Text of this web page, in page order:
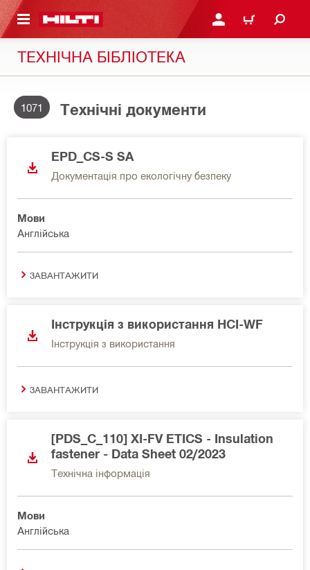
ЗМІСТУ УВІЙТИ АБО
КОШИК
ТЕХНІЧНА БІБЛІОТЕКА
1071 Технічні документи
EPD_CS-S SA
Документація про екологічну безпеку
Мови
Англійська
ЗАВАНТАЖИТИ
Інструкція з використання HCI-WF
Інструкція з використання
ЗАВАНТАЖИТИ
[PDS_C_110] XI-FV ETICS - Insulation
fastener - Data Sheet 02/2023
Технічна інформація
Мови
Англійська